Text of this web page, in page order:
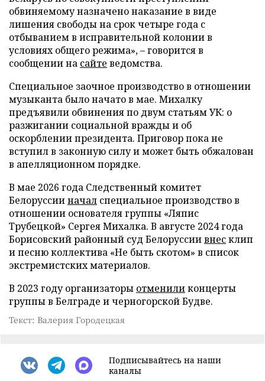
обвиняемому назначено наказание в виде
лишения свободы на срок четыре года с
отбыванием в исправительной колонии в
условиях общего режима», – говорится в
сообщении на сайте ведомства.
Специальное заочное производство в отношении
музыканта было начато в мае. Михалку
предъявили обвинения по двум статьям УК: о
разжигании социальной вражды и об
оскорблении президента. Приговор пока не
вступил в законную силу и может быть обжалован
в апелляционном порядке.
В мае 2026 года Следственный комитет
Белоруссииначал специальное производство в
отношении основателя группы «Ляпис
Трубецкой» Сергея Михалка. В августе 2024 года
Борисовский районный суд Белоруссиивнесклип
и песню коллектива «Не быть скотом» в список
экстремистских материалов.
В 2023 году организаторы отмениликонцерты
группы в Белграде и черногорской Будве.
Текст: Валерия Городецкая
Подписывайтесь на наши
каналы